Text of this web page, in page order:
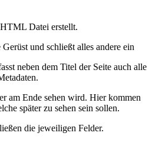
Datei erstellt.
und schließt alles andere ein
neben dem Titel der Seite auch alle
am Ende sehen wird. Hier kommen
später zu sehen sein sollen.
die jeweiligen Felder.